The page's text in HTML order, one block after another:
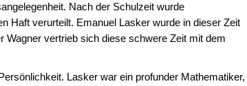
Nach der Schulzeit wurde
Haft verurteilt. Emanuel Lasker wurde in dieser Zeit
Wagner vertrieb sich diese schwere Zeit mit dem
Lasker war ein profunder Mathematiker,